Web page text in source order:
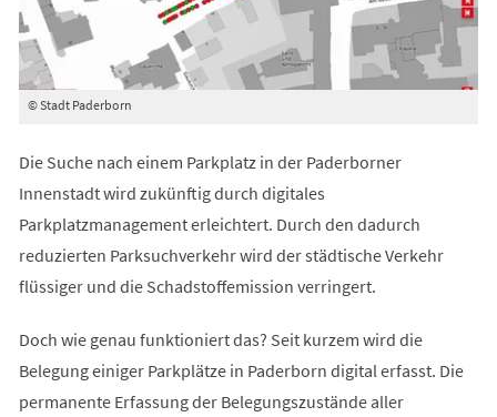
© Stadt Paderborn
Die Suche nach einem Parkplatz in der Paderborner
Innenstadt wird zukünftig durch digitales
Parkplatzmanagement erleichtert. Durch den dadurch
reduzierten Parksuchverkehr wird der städtische Verkehr
flüssiger und die Schadstoffemission verringert.
Doch wie genau funktioniert das? Seit kurzem wird die
Belegung einiger Parkplätze in Paderborn digital erfasst. Die
permanente Erfassung der Belegungszustände aller